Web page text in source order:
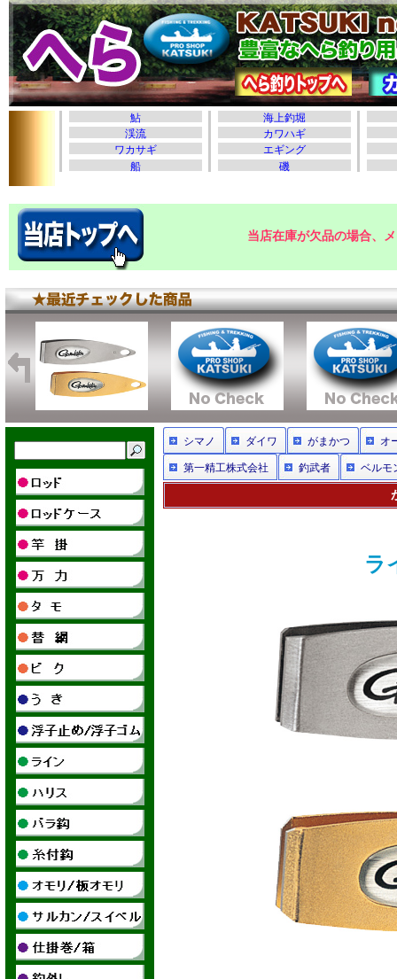
当店在庫が欠品の場合、
シマノ ダイワ がまかつ オ
第一精工株式会社 釣武者 ベルモ
ラ